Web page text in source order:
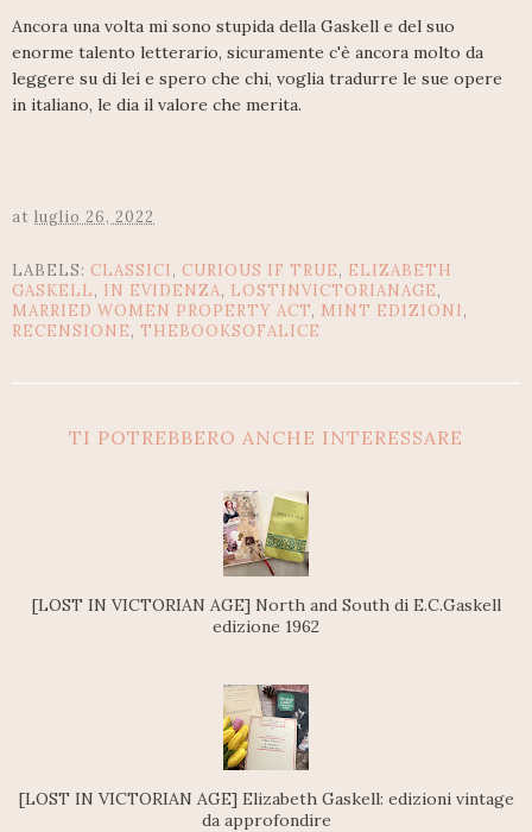
Ancora una volta mi sono stupida della Gaskell e del suo
enorme talento letterario, sicuramente c'è ancora molto da
leggere su di lei e spero che chi, voglia tradurre le sue opere
in italiano, le dia il valore che merita.
at luglio 26, 2022
LABELS: CLASSICI, CURIOUS IF TRUE, ELIZABETH
GASKELL, IN EVIDENZA, LOSTINVICTORIANAGE,
MARRIED WOMEN PROPERTY ACT, MINT EDIZIONI,
RECENSIONE, THEBOOKSOFALICE
TI POTREBBERO ANCHE INTERESSARE
[LOST IN VICTORIAN AGE] North and South di E.C.Gaskell
edizione 1962
[LOST IN VICTORIAN AGE] Elizabeth Gaskell: edizioni vintage
da approfondire